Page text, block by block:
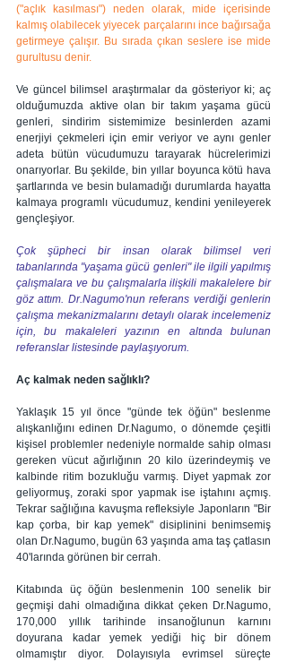
("açlık kasılması") neden olarak, mide içerisinde
kalmış olabilecek yiyecek parçalarını ince bağırsağa
getirmeye çalışır. Bu sırada çıkan seslere ise mide
gurultusu denir.
Ve güncel bilimsel araştırmalar da gösteriyor ki; aç
olduğumuzda aktive olan bir takım yaşama gücü
genleri, sindirim sistemimize besinlerden azami
enerjiyi çekmeleri için emir veriyor ve aynı genler
adeta bütün vücudumuzu tarayarak hücrelerimizi
onarıyorlar. Bu şekilde, bin yıllar boyunca kötü hava
şartlarında ve besin bulamadığı durumlarda hayatta
kalmaya programlı vücudumuz, kendini yenileyerek
gençleşiyor.
Çok şüpheci bir insan olarak bilimsel veri
tabanlarında "yaşama gücü genleri" ile ilgili yapılmış
çalışmalara ve bu çalışmalarla ilişkili makalelere bir
göz attım. Dr.Nagumo'nun referans verdiği genlerin
çalışma mekanizmalarını detaylı olarak incelemeniz
için, bu makaleleri yazının en altında bulunan
referanslar listesinde paylaşıyorum.
Aç kalmak neden sağlıklı?
Yaklaşık 15 yıl önce "günde tek öğün" beslenme
alışkanlığını edinen Dr.Nagumo, o dönemde çeşitli
kişisel problemler nedeniyle normalde sahip olması
gereken vücut ağırlığının 20 kilo üzerindeymiş ve
kalbinde ritim bozukluğu varmış. Diyet yapmak zor
geliyormuş, zoraki spor yapmak ise iştahını açmış.
Tekrar sağlığına kavuşma refleksiyle Japonların "Bir
kap çorba, bir kap yemek" disiplinini benimsemiş
olan Dr.Nagumo, bugün 63 yaşında ama taş çatlasın
40'larında görünen bir cerrah.
Kitabında üç öğün beslenmenin 100 senelik bir
geçmişi dahi olmadığına dikkat çeken Dr.Nagumo,
170,000 yıllık tarihinde insanoğlunun karnını
doyurana kadar yemek yediği hiç bir dönem
olmamıştır diyor. Dolayısıyla evrimsel süreçte